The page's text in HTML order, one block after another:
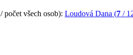
/ počet všech osob): Loudová Dana (7 /